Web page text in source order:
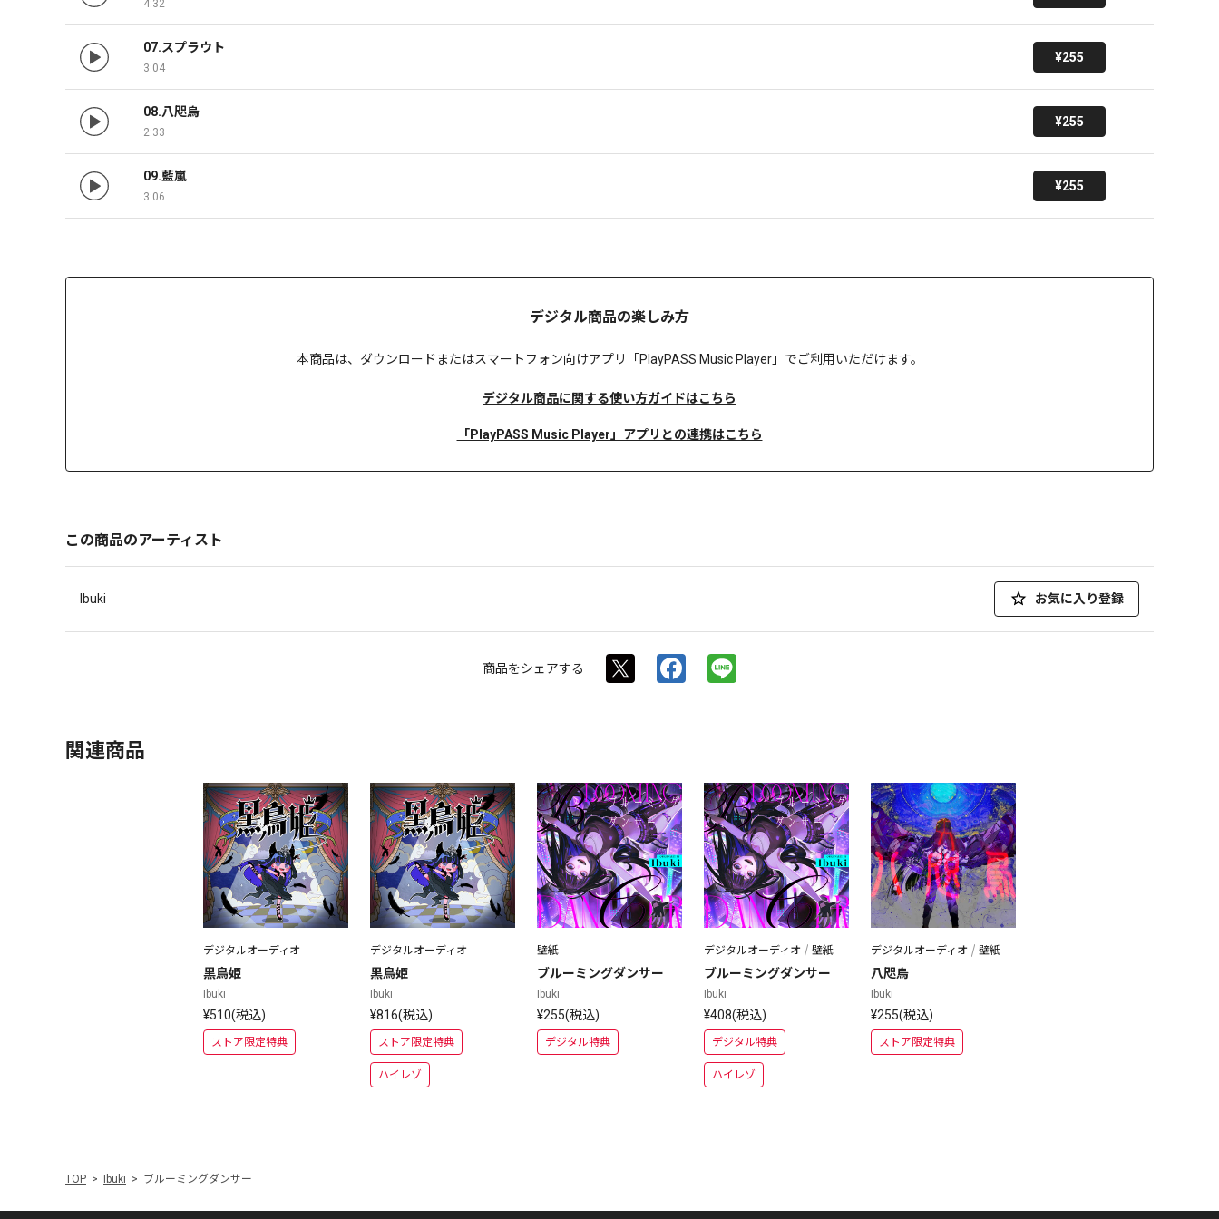
4:32
07.スプラウト
3:04
¥255
08.八咫烏
2:33
¥255
09.藍嵐
3:06
¥255
デジタル商品の楽しみ方
本商品は、 ダウンロードまたはスマートフォン向けアプリ「PlayPASS Music Player」でご利用いただけます。
デジタル商品に関する使い方ガイドはこちら
「PlayPASS Music Player」アプリとの連携はこちら
この商品のアーティスト
Ibuki お気に入り登録
商品をシェアする
関連商品
デジタルオーディオ
黒鳥姫
Ibuki
¥510(税込)
ストア限定特典
デジタルオーディオ
黒鳥姫
Ibuki
¥816(税込)
ストア限定特典
ハイレゾ
壁紙
ブルーミングダンサー
Ibuki
¥255(税込)
デジタル特典
デジタルオーディオ 壁紙
ブルーミングダンサー
Ibuki
¥408(税込)
デジタル特典
ハイレゾ
デジタルオーディオ 壁紙
八咫烏
Ibuki
¥255(税込)
ストア限定特典
TOP Ibuki ブルーミングダンサー